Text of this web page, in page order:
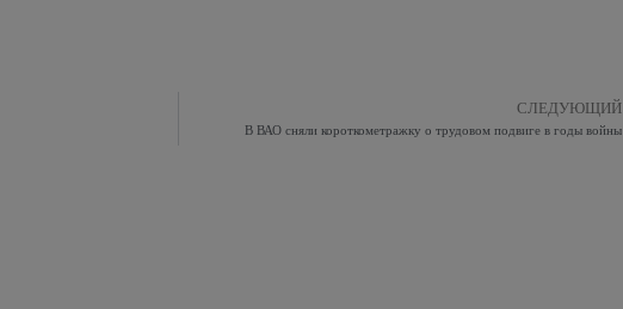
СЛЕДУЮЩИЙ
В ВАО сняли короткометражку о трудовом подвиге в годы войны